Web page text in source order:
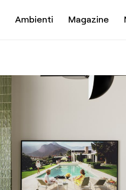
Ambienti Magazine